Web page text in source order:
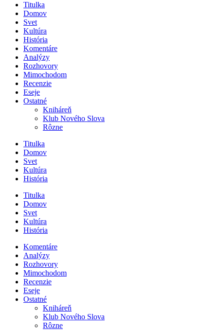
Titulka
Domov
Svet
Kultúra
História
Komentáre
Analýzy
Rozhovory
Mimochodom
Recenzie
Eseje
Ostatné
Kniháreň
Klub Nového Slova
Rôzne
Titulka
Domov
Svet
Kultúra
História
Titulka
Domov
Svet
Kultúra
História
Komentáre
Analýzy
Rozhovory
Mimochodom
Recenzie
Eseje
Ostatné
Kniháreň
Klub Nového Slova
Rôzne